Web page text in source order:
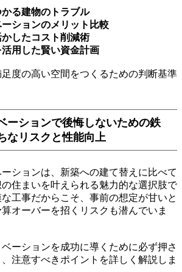
かる建物のトラブル
ーションのメリット比較
かしたコスト削減術
活用した賢い資金計画
度の高い空間をつくるための判断基準
ーションで後悔しないための鉄
なリスクと性能向上
ションは、新築への建て替えに比べて
住まいを叶えられる魅力的な選択肢で
工事だからこそ、事前の想定が甘いと
オーバーを招くリスクも潜んでいま
ーションを成功に導くために必ず押さ
注意すべきポイントを詳しく解説しま